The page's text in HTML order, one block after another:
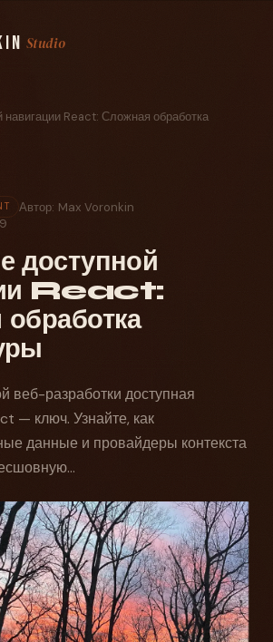
Studio
React: Сложная обработка
Автор: Max Voronkin
доступной
React:
веб-разработки доступная
— ключ. Узнайте, как
данные и провайдеры контекста